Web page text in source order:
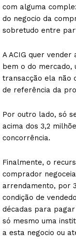
com alguma
do negocio da
sobretudo entre
A ACIG quer
bem o do mercado,
transacção ela não
de referência da
Por outro lado, só
acima dos 3,2
concorrência.
Finalmente, o
comprador
arrendamento, por
condição de
décadas para
só mesmo uma
a esta negocio ou